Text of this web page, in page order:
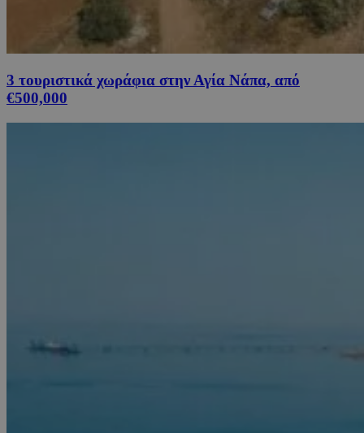
3 τουριστικά χωράφια στην Αγία Νάπα, από
€500,000